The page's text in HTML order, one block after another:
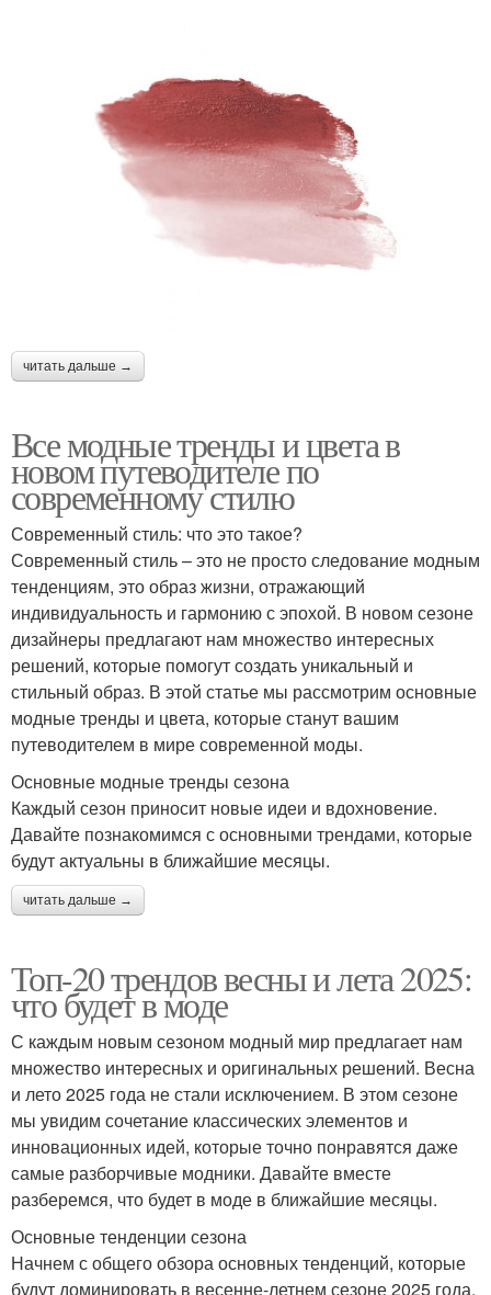
читать дальше →
Все модные тренды и цвета в
новом путеводителе по
современному стилю
Современный стиль: что это такое?
Современный стиль – это не просто следование модным
тенденциям, это образ жизни, отражающий
индивидуальность и гармонию с эпохой. В новом сезоне
дизайнеры предлагают нам множество интересных
решений, которые помогут создать уникальный и
стильный образ. В этой статье мы рассмотрим основные
модные тренды и цвета, которые станут вашим
путеводителем в мире современной моды.
Основные модные тренды сезона
Каждый сезон приносит новые идеи и вдохновение.
Давайте познакомимся с основными трендами, которые
будут актуальны в ближайшие месяцы.
читать дальше →
Топ-20 трендов весны и лета 2025:
что будет в моде
С каждым новым сезоном модный мир предлагает нам
множество интересных и оригинальных решений. Весна
и лето 2025 года не стали исключением. В этом сезоне
мы увидим сочетание классических элементов и
инновационных идей, которые точно понравятся даже
самые разборчивые модники. Давайте вместе
разберемся, что будет в моде в ближайшие месяцы.
Основные тенденции сезона
Начнем с общего обзора основных тенденций, которые
будут доминировать в весенне-летнем сезоне 2025 года.